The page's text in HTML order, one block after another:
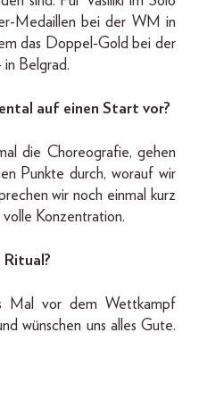
Medaillen bei der WM in
das Doppel-Gold bei der
Belgrad.
auf einen Start vor?
die Choreografie, gehen
Punkte durch, worauf wir
wir noch einmal kurz
volle Konzentration.
Ritual?
Mal vor dem Wettkampf
wünschen uns alles Gute.